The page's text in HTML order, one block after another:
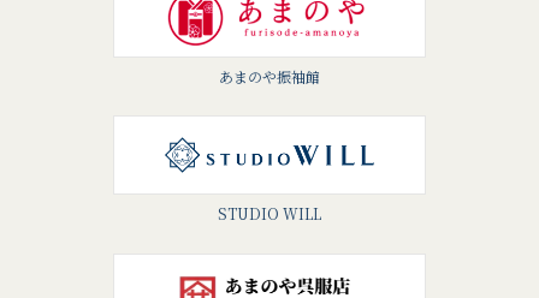
あまのや振袖館
STUDIO WILL